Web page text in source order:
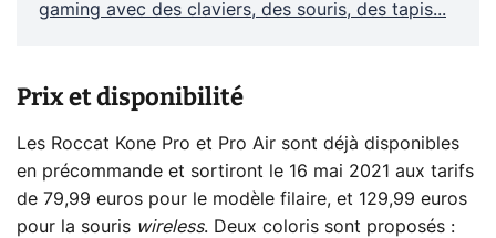
gaming avec des claviers, des souris, des tapis...
Prix et disponibilité
Les Roccat Kone Pro et Pro Air sont déjà disponibles
en précommande et sortiront le 16 mai 2021 aux tarifs
de 79,99 euros pour le modèle filaire, et 129,99 euros
pour la souris wireless. Deux coloris sont proposés :